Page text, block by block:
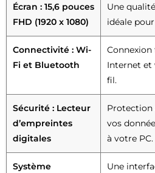
Écran : 15,6 pouces
FHD (1920 x 1080)
Une
idéale
Connectivité : Wi-
Fi et Bluetooth
Internet et
fil.
Sécurité : Lecteur
d’empreintes
digitales
Protection
vos
à votre PC.
Système Une